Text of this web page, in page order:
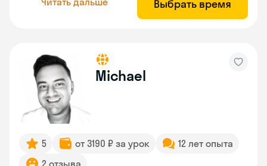
Выбрать время
Michael
5 от 3190 ₽ за урок
12 лет опыта
2 отзыва